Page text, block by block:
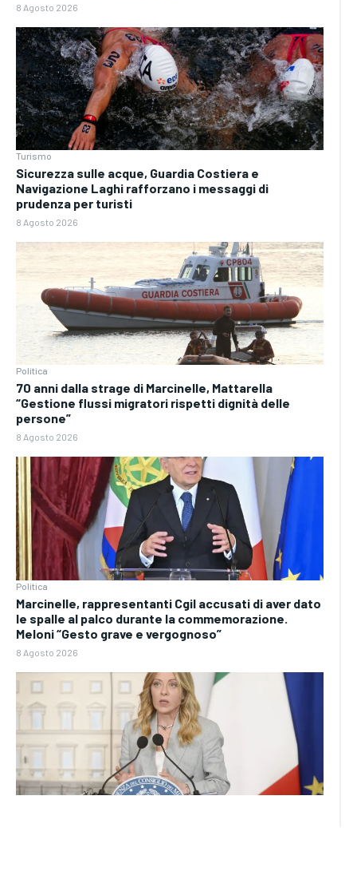
8 Agosto 2026
Turismo
Sicurezza sulle acque, Guardia Costiera e
Navigazione Laghi rafforzano i messaggi di
prudenza per turisti
8 Agosto 2026
Politica
70 anni dalla strage di Marcinelle, Mattarella
“Gestione flussi migratori rispetti dignità delle
persone”
8 Agosto 2026
Politica
Marcinelle, rappresentanti Cgil accusati di aver dato
le spalle al palco durante la commemorazione.
Meloni “Gesto grave e vergognoso”
8 Agosto 2026